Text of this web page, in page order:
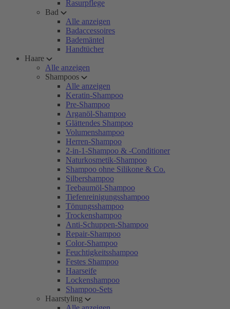
Rasurpflege
Bad
Alle anzeigen
Badaccessoires
Bademäntel
Handtücher
Haare
Alle anzeigen
Shampoos
Alle anzeigen
Keratin-Shampoo
Pre-Shampoo
Arganöl-Shampoo
Glättendes Shampoo
Volumenshampoo
Herren-Shampoo
2-in-1-Shampoo & -Conditioner
Naturkosmetik-Shampoo
Shampoo ohne Silikone & Co.
Silbershampoo
Teebaumöl-Shampoo
Tiefenreinigungsshampoo
Tönungsshampoo
Trockenshampoo
Anti-Schuppen-Shampoo
Repair-Shampoo
Color-Shampoo
Feuchtigkeitsshampoo
Festes Shampoo
Haarseife
Lockenshampoo
Shampoo-Sets
Haarstyling